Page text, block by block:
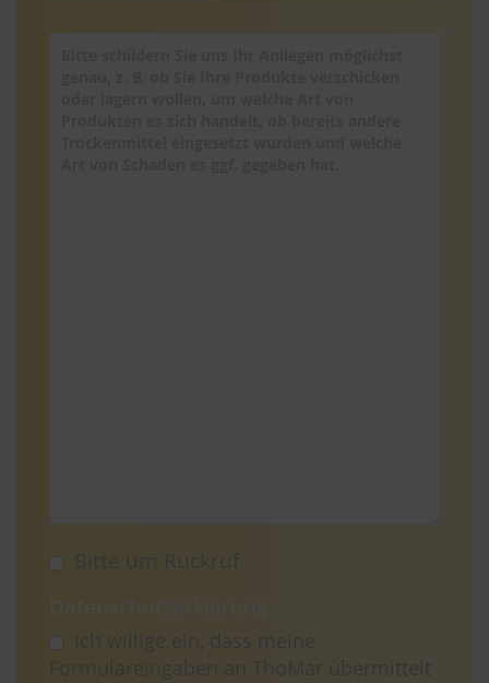
Datenschutzerklärung